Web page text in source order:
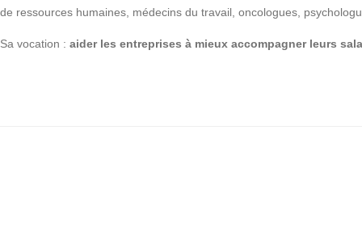
de ressources humaines, médecins du travail, oncologues,
Sa vocation : aider les entreprises à mieux accompagner leurs